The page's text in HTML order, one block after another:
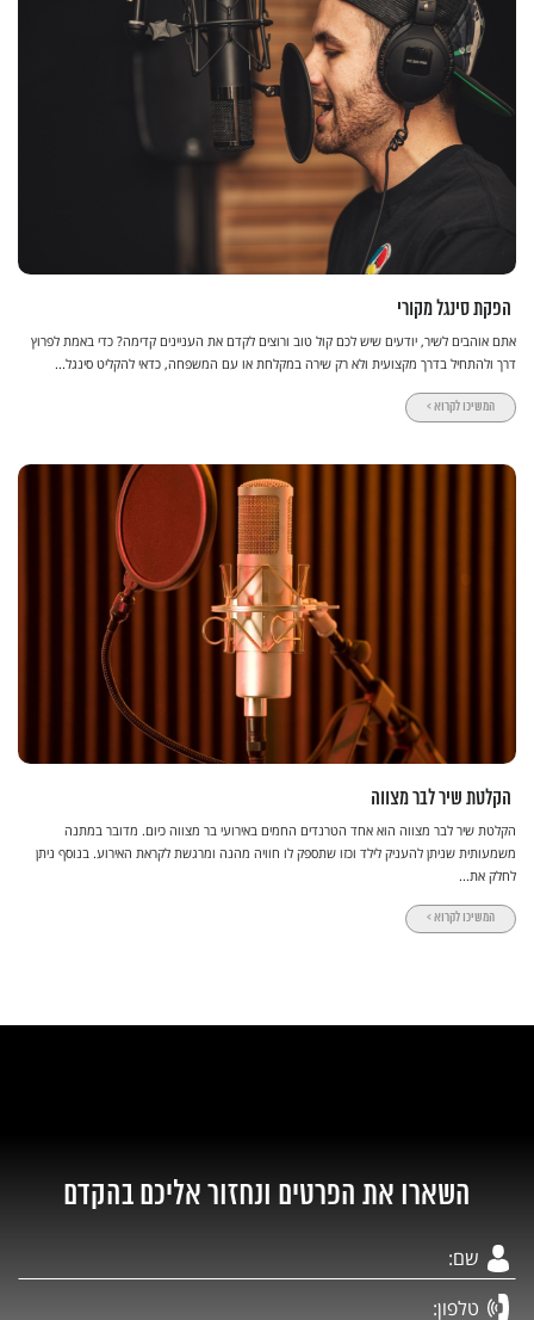
הפקת סינגל מקורי
אתם אוהבים לשיר, יודעים שיש לכם קול טוב ורוצים לקדם את העניינים קדימה? כדי באמת לפרוץ
דרך ולהתחיל בדרך מקצועית ולא רק שירה במקלחת או עם המשפחה, כדאי להקליט סינגל...
המשיכו לקרוא >
הקלטת שיר לבר מצווה
הקלטת שיר לבר מצווה הוא אחד הטרנדים החמים באירועי בר מצווה כיום. מדובר במתנה
משמעותית שניתן להעניק לילד וכזו שתספק לו חוויה מהנה ומרגשת לקראת האירוע. בנוסף ניתן
לחלק את...
המשיכו לקרוא >
השארו את הפרטים ונחזור אליכם בהקדם